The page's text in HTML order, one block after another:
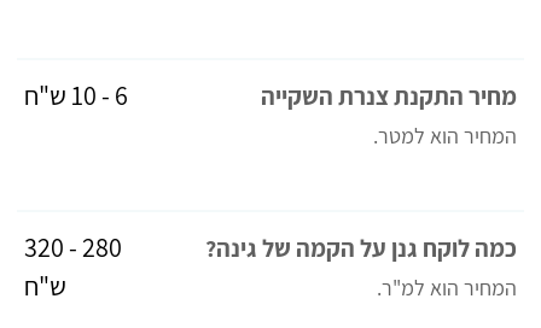
מחיר התקנת צנרת השקייה
המחיר הוא למטר.
6 - 10 ש"ח
כמה לוקח גנן על הקמה של גינה?
המחיר הוא למ"ר.
280 - 320
ש"ח